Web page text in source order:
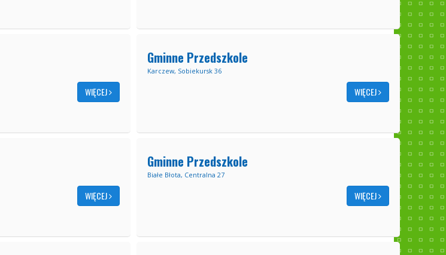
WIĘCEJ
Gminne Przedszkole
Karczew, Sobiekursk 36
WIĘCEJ
WIĘCEJ
Gminne Przedszkole
Białe Błota, Centralna 27
WIĘCEJ